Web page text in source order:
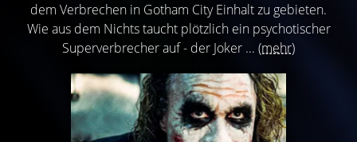
dem Verbrechen in Gotham City Einhalt zu gebieten.
Wie aus dem Nichts taucht plötzlich ein psychotischer
Superverbrecher auf - der Joker ... (mehr)